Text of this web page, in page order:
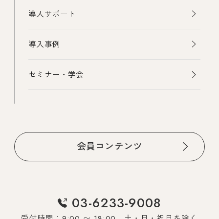
導入サポート
導入事例
セミナー・学会
会員コンテンツ
03-6233-9008